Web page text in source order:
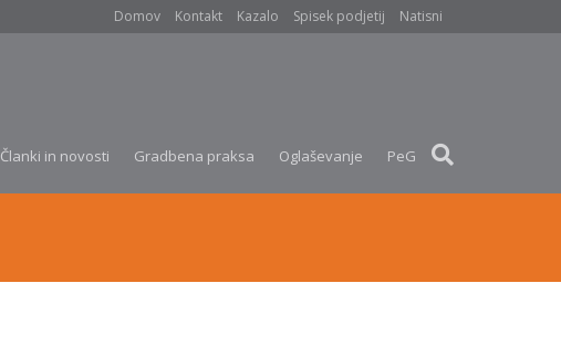
Domov Kontakt Kazalo Spisek podjetij Natisni
Članki in novosti Gradbena praksa Oglaševanje PeG